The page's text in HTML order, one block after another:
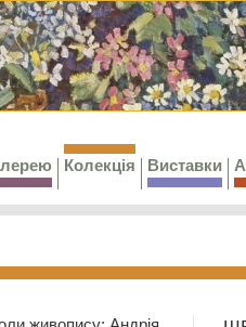
Колекція Виставки